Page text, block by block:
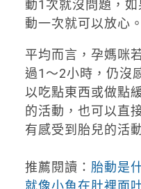
動1次就沒問題，
動一次就可以放心。
平均而言，孕媽咪
過1～2小時，仍沒
以吃點東西或做點
的活動，也可以直
有感受到胎兒的活
推薦閱讀： 胎動是